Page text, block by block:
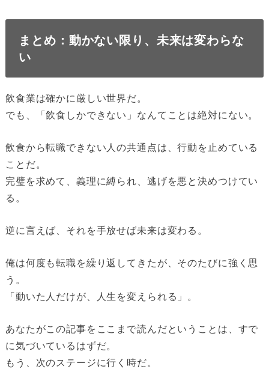
まとめ：動かない限り、未来は変わらな
い
飲食業は確かに厳しい世界だ。
でも、「飲食しかできない」なんてことは絶対にない。
飲食から転職できない人の共通点は、行動を止めている
ことだ。
完璧を求めて、義理に縛られ、逃げを悪と決めつけてい
る。
逆に言えば、それを手放せば未来は変わる。
俺は何度も転職を繰り返してきたが、そのたびに強く思
う。
「動いた人だけが、人生を変えられる」。
あなたがこの記事をここまで読んだということは、すで
に気づいているはずだ。
もう、次のステージに行く時だ。